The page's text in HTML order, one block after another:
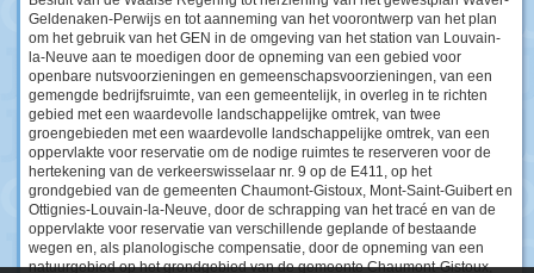
Geldenaken-Perwijs en tot aanneming van het voorontwerp van het plan
om het gebruik van het GEN in de omgeving van het station van Louvain-
la-Neuve aan te moedigen door de opneming van een gebied voor
openbare nutsvoorzieningen en gemeenschapsvoorzieningen, van een
gemengde bedrijfsruimte, van een gemeentelijk, in overleg in te richten
gebied met een waardevolle landschappelijke omtrek, van twee
groengebieden met een waardevolle landschappelijke omtrek, van een
oppervlakte voor reservatie om de nodige ruimtes te reserveren voor de
hertekening van de verkeerswisselaar nr. 9 op de E411, op het
grondgebied van de gemeenten Chaumont-Gistoux, Mont-Saint-Guibert en
Ottignies-Louvain-la-Neuve, door de schrapping van het tracé en van de
oppervlakte voor reservatie van verschillende geplande of bestaande
wegen en, als planologische compensatie, door de opneming van een
natuurgebied op het grondgebied van de gemeente Chaumont-Gistoux,